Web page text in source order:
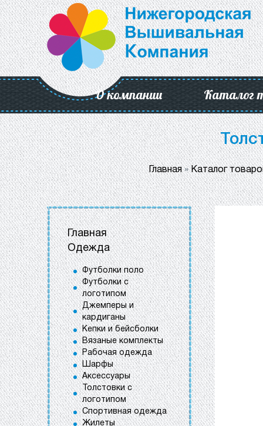
О компании Каталог
Главная» Каталог
Главная
Одежда
Футболки поло
Футболки с
логотипом
Джемперы и
кардиганы
Кепки и бейсболки
Вязаные комплекты
Рабочая одежда
Шарфы
Аксессуары
Толстовки с
логотипом
Спортивная одежда
Жилеты